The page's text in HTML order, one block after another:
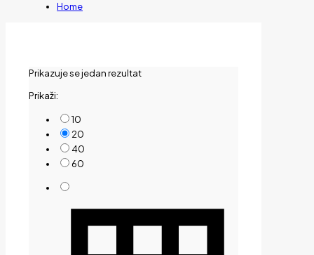
Home
Prikazuje se jedan rezultat
Prikaži:
10
20
40
60